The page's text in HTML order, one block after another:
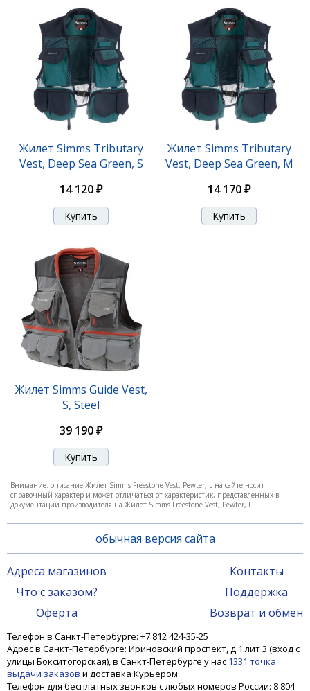
Жилет Simms Tributary
Vest, Deep Sea Green, S
14 120 ₽
Жилет Simms Tributary
Vest, Deep Sea Green, M
14 170 ₽
Жилет Simms Guide Vest,
S, Steel
39 190 ₽
Внимание: описание Жилет Simms Freestone Vest, Pewter, L на сайте носит
справочный характер и может отличаться от характеристик, представленных в
документации производителя на Жилет Simms Freestone Vest, Pewter, L.
обычная версия сайта
Адреса магазинов
Что с заказом?
Оферта
Контакты
Поддержка
Возврат и обмен
Телефон в Санкт-Петербурге: +7 812 424-35-25
Адрес в Санкт-Петербурге: Ириновский проспект, д 1 лит 3 (вход с
улицы Бокситогорская), в Санкт-Петербурге у нас 1331 точка
выдачи заказов и доставка Курьером
Телефон для бесплатных звонков с любых номеров России: 8 804